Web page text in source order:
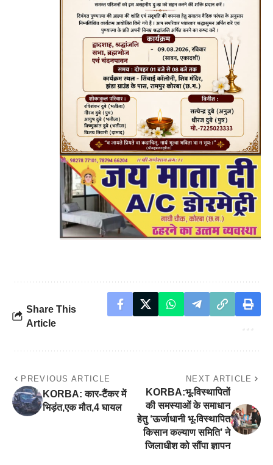
Share This
Article
PREVIOUS ARTICLE
KORBA: कार-टैंकर में
भिड़ंत,एक मौत,4 घायल
NEXT ARTICLE
​KORBA:भू-विस्थापितों
की समस्याओं के समाधान
हेतु ‘ऊर्जाधानी भू-विस्थापित
किसान कल्याण समिति’ ने
जिलाधीश को सौंपा ज्ञापन